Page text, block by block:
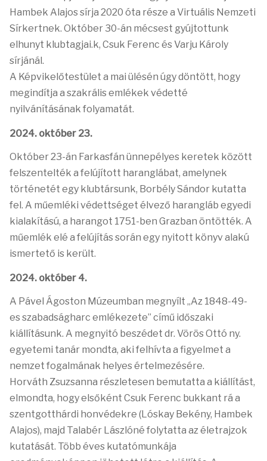
Hambek Alajos sírja 2020 óta része a Virtuális Nemzeti
Sírkertnek. Október 30-án mécsest gyújtottunk
elhunyt klubtagjai.k, Csuk Ferenc és Varju Károly
sírjánál.
A Képvikelőtestület a mai ülésén úgy döntött, hogy
megindítja a szakrális emlékek védetté
nyilvánításának folyamatát.
2024. október 23.
Október 23-án Farkasfán ünnepélyes keretek között
felszentelték a felújított haranglábat, amelynek
történetét egy klubtársunk, Borbély Sándor kutatta
fel. A műemléki védettséget élvező harangláb egyedi
kialakítású, a harangot 1751-ben Grazban öntötték. A
műemlék elé a felújítás során egy nyitott könyv alakú
ismertető is került.
2024. október 4.
A Pável Ágoston Múzeumban megnyílt „Az 1848-49-
es szabadságharc emlékezete” című időszaki
kiállításunk. A megnyitó beszédet dr. Vörös Ottó ny.
egyetemi tanár mondta, aki felhívta a figyelmet a
nemzet fogalmának helyes értelmezésére.
Horváth Zsuzsanna részletesen bemutatta a kiállítást,
elmondta, hogy elsőként Csuk Ferenc bukkant rá a
szentgotthárdi honvédekre (Lóskay Bekény, Hambek
Alajos), majd Talabér Lászlóné folytatta az életrajzok
kutatását. Több éves kutatómunkája